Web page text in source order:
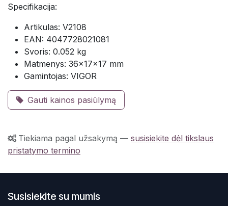
Specifikacija:
Artikulas: V2108
EAN: 4047728021081
Svoris: 0.052 kg
Matmenys: 36×17×17 mm
Gamintojas: VIGOR
Gauti kainos pasiūlymą
Tiekiama pagal užsakymą — susisiekite dėl tikslaus
pristatymo termino
Susisiekite su mumis